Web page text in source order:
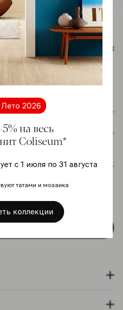
2026
на весь
Coliseum*
с 1 июля по 31 августа
татами и мозаика
коллекции
Наверх
рассылку
и обработку
данных согласно
обработки
*